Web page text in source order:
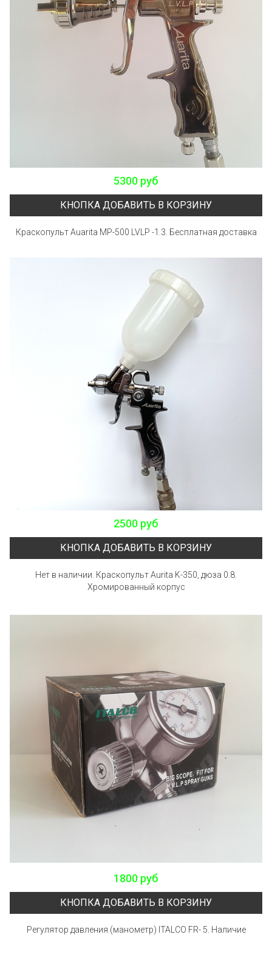
5300 руб
КНОПКА ДОБАВИТЬ В КОРЗИНУ
Краскопульт Auarita MP-500 LVLP -1.3. Бесплатная доставка
2500 руб
КНОПКА ДОБАВИТЬ В КОРЗИНУ
Нет в наличии. Краскопульт Aurita K-350, дюза 0.8.
Хромированный корпус
1800 руб
КНОПКА ДОБАВИТЬ В КОРЗИНУ
Регулятор давления (манометр) ITALCO FR- 5. Наличие